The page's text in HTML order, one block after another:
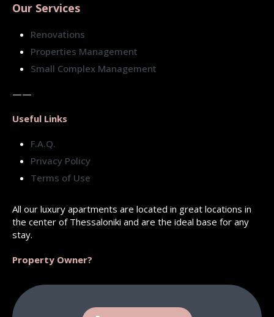
Our Services
Renovations
Properties Management
Small Complex Management
——
Useful Links
F.A.Q.
Privacy Policy
Terms of Use
All our luxury apartments are located in great locations in
the center of Thessaloniki and are the ideal base for any
stay.
Property Owner?